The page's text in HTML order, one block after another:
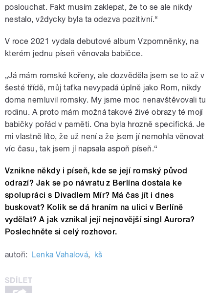
poslouchat. Fakt musím zaklepat, že to se ale nikdy
nestalo, vždycky byla ta odezva pozitivní.“
V roce 2021 vydala debutové album Vzpomněnky, na
kterém jednu píseň věnovala babičce.
„Já mám romské kořeny, ale dozvěděla jsem se to až v
šesté třídě, můj taťka nevypadá úplně jako Rom, nikdy
doma nemluvil romsky. My jsme moc nenavštěvovali tu
rodinu. A proto mám možná takové živé obrazy té mojí
babičky pořád v paměti. Ona byla hrozně specifická. Je
mi vlastně líto, že už není a že jsem jí nemohla věnovat
víc času, tak jsem jí napsala aspoň píseň.“
Vznikne někdy i píseň, kde se její romský původ
odrazí? Jak se po návratu z Berlína dostala ke
spolupráci s Divadlem Mír? Má čas jít i dnes
buskovat? Kolik se dá hraním na ulici v Berlíně
vydělat? A jak vznikal její nejnovější singl Aurora?
Poslechněte si celý rozhovor.
autoři: Lenka Vahalová, kš